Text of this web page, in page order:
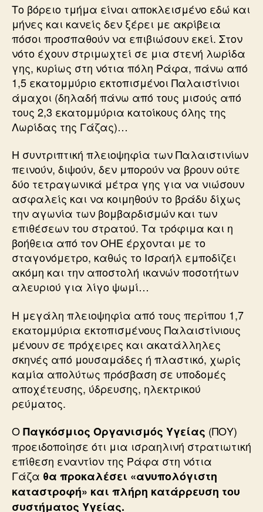
Το βόρειο τμήμα είναι αποκλεισμένο εδώ και
μήνες και κανείς δεν ξέρει με ακρίβεια
πόσοι προσπαθούν να επιβιώσουν εκεί. Στον
νότο έχουν στριμωχτεί σε μια στενή λωρίδα
γης, κυρίως στη νότια πόλη Ράφα, πάνω από
1,5 εκατομμύριο εκτοπισμένοι Παλαιστίνιοι
άμαχοι (δηλαδή πάνω από τους μισούς από
τους 2,3 εκατομμύρια κατοίκους όλης της
Λωρίδας της Γάζας)…
Η συντριπτική πλειοψηφία των Παλαιστινίων
πεινούν, διψούν, δεν μπορούν να βρουν ούτε
δύο τετραγωνικά μέτρα γης για να νιώσουν
ασφαλείς και να κοιμηθούν το βράδυ δίχως
την αγωνία των βομβαρδισμών και των
επιθέσεων του στρατού. Τα τρόφιμα και η
βοήθεια από τον ΟΗΕ έρχονται με το
σταγονόμετρο, καθώς το Ισραήλ εμποδίζει
ακόμη και την αποστολή ικανών ποσοτήτων
αλευριού για λίγο ψωμί…
Η μεγάλη πλειοψηφία από τους περίπου 1,7
εκατομμύρια εκτοπισμένους Παλαιστίνιους
μένουν σε πρόχειρες και ακατάλληλες
σκηνές από μουσαμάδες ή πλαστικό, χωρίς
καμία απολύτως πρόσβαση σε υποδομές
αποχέτευσης, ύδρευσης, ηλεκτρικού
ρεύματος.
ΟΠαγκόσμιος Οργανισμός Υγείας (ΠΟΥ)
προειδοποίησε ότι μια ισραηλινή στρατιωτική
επίθεση εναντίον της Ράφα στη νότια
Γάζα θα προκαλέσει «ανυπολόγιστη
καταστροφή» και πλήρη κατάρρευση του
συστήματος Υγείας.